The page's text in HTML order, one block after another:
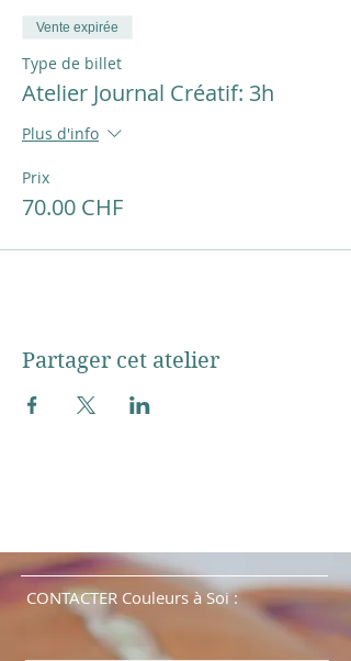
Vente expirée
Type de billet
Atelier Journal Créatif: 3h
Plus d'info
Prix
70.00 CHF
Partager cet atelier
CONTACTER Couleurs à Soi :